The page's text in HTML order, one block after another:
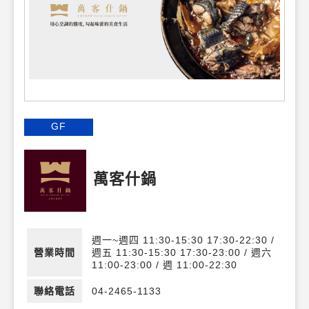
GF
萬客什鍋
營業時間
週一~週四 11:30-15:30 17:30-22:30 /
週五 11:30-15:30 17:30-23:00 / 週六
11:00-23:00 / 週 11:00-22:30
聯絡電話 04-2465-1133